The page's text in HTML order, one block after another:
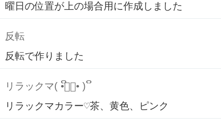
曜日の位置が上の場合用に作成しました
反転
反転で作りました
リラックマ( ິ•ᆺ⃘• )ິ
リラックマカラー♡茶、黄色、ピンク